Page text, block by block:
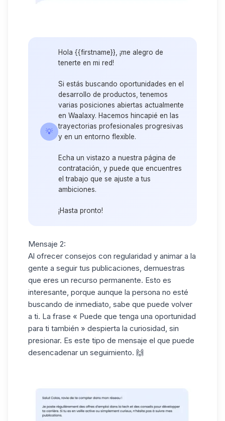
💡
Hola {{firstname}}, ¡me alegro de
tenerte en mi red!
Si estás buscando oportunidades en el
desarrollo de productos, tenemos
varias posiciones abiertas actualmente
en Waalaxy. Hacemos hincapié en las
trayectorias profesionales progresivas
y en un entorno flexible.
Echa un vistazo a nuestra página de
contratación, y puede que encuentres
el trabajo que se ajuste a tus
ambiciones.
¡Hasta pronto!
Mensaje 2:
Al ofrecer consejos con regularidad y animar a la
gente a seguir tus publicaciones, demuestras
que eres un recurso permanente. Esto es
interesante, porque aunque la persona no esté
buscando de inmediato, sabe que puede volver
a ti. La frase « Puede que tenga una oportunidad
para ti también » despierta la curiosidad, sin
presionar. Es este tipo de mensaje el que puede
desencadenar un seguimiento. 🙌